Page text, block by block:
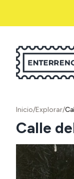
Inicio/Explorar/
Calle